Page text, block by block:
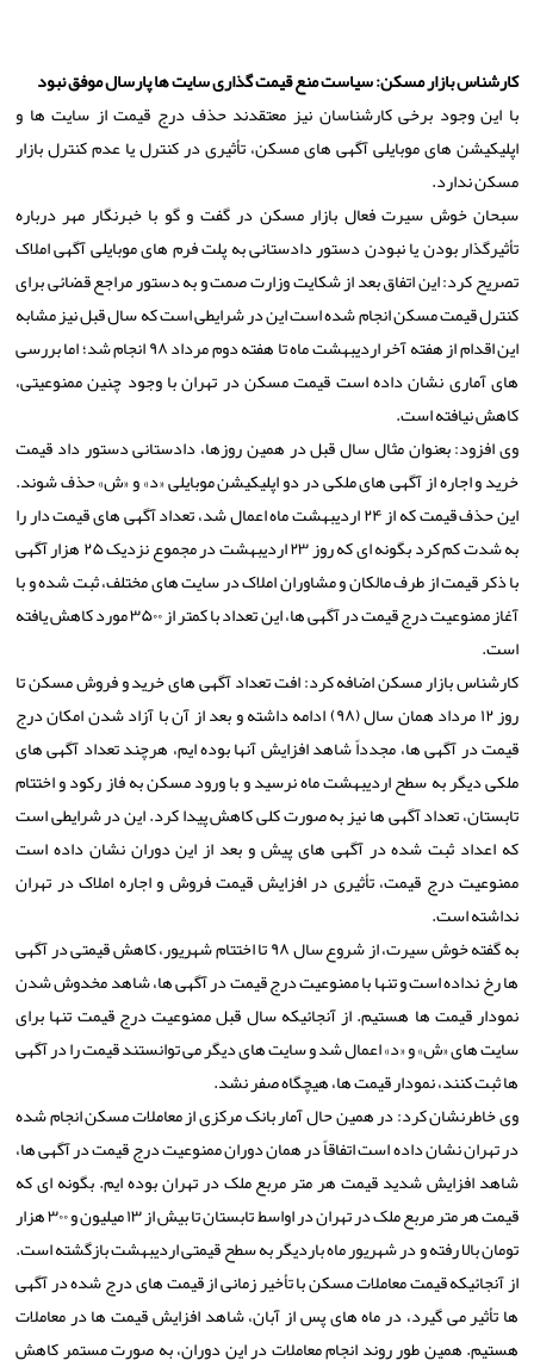
کارشناس بازار مسکن: سیاست منع قیمت گذاری سایت ها پارسال موفق نبود
با این وجود برخی کارشناسان نیز معتقدند حذف درج قیمت از سایت ها و
اپلیکیشن های موبایلی آگهی های مسکن، تأثیری در کنترل یا عدم کنترل بازار
مسکن ندارد.
سبحان خوش سیرت فعال بازار مسکن در گفت و گو با خبرنگار مهر درباره
تأثیرگذار بودن یا نبودن دستور دادستانی به پلت فرم های موبایلی آگهی املاک
تصریح کرد: این اتفاق بعد از شکایت وزارت صمت و به دستور مراجع قضائی برای
کنترل قیمت مسکن انجام شده است این در شرایطی است که سال قبل نیز مشابه
این اقدام از هفته آخر اردیبهشت ماه تا هفته دوم مرداد ۹۸ انجام شد؛ اما بررسی
های آماری نشان داده است قیمت مسکن در تهران با وجود چنین ممنوعیتی،
کاهش نیافته است.
وی افزود: بعنوان مثال سال قبل در همین روزها، دادستانی دستور داد قیمت
خرید و اجاره از آگهی های ملکی در دو اپلیکیشن موبایلی «د» و «ش» حذف شوند.
این حذف قیمت که از ۲۴ اردیبهشت ماه اعمال شد، تعداد آگهی های قیمت دار را
به شدت کم کرد بگونه ای که روز ۲۳ اردیبهشت در مجموع نزدیک ۲۵ هزار آگهی
با ذکر قیمت از طرف مالکان و مشاوران املاک در سایت های مختلف، ثبت شده و با
آغاز ممنوعیت درج قیمت در آگهی ها، این تعداد با کمتر از ۳۵۰۰ مورد کاهش یافته
است.
کارشناس بازار مسکن اضافه کرد: افت تعداد آگهی های خرید و فروش مسکن تا
روز ۱۲ مرداد همان سال (۹۸) ادامه داشته و بعد از آن با آزاد شدن امکان درج
قیمت در آگهی ها، مجدداً شاهد افزایش آنها بوده ایم، هرچند تعداد آگهی های
ملکی دیگر به سطح اردیبهشت ماه نرسید و با ورود مسکن به فاز رکود و اختتام
تابستان، تعداد آگهی ها نیز به صورت کلی کاهش پیدا کرد. این در شرایطی است
که اعداد ثبت شده در آگهی های پیش و بعد از این دوران نشان داده است
ممنوعیت درج قیمت، تأثیری در افزایش قیمت فروش و اجاره املاک در تهران
نداشته است.
به گفته خوش سیرت، از شروع سال ۹۸ تا اختتام شهریور، کاهش قیمتی در آگهی
ها رخ نداده است و تنها با ممنوعیت درج قیمت در آگهی ها، شاهد مخدوش شدن
نمودار قیمت ها هستیم. از آنجائیکه سال قبل ممنوعیت درج قیمت تنها برای
سایت های «ش» و «د» اعمال شد و سایت های دیگر می توانستند قیمت را در آگهی
ها ثبت کنند، نمودار قیمت ها، هیچگاه صفر نشد.
وی خاطرنشان کرد: در همین حال آمار بانک مرکزی از معاملات مسکن انجام شده
در تهران نشان داده است اتفاقاً در همان دوران ممنوعیت درج قیمت در آگهی ها،
شاهد افزایش شدید قیمت هر متر مربع ملک در تهران بوده ایم. بگونه ای که
قیمت هر متر مربع ملک در تهران در اواسط تابستان تا بیش از ۱۳ میلیون و ۳۰۰ هزار
تومان بالا رفته و در شهریور ماه باردیگر به سطح قیمتی اردیبهشت بازگشته است.
از آنجائیکه قیمت معاملات مسکن با تأخیر زمانی از قیمت های درج شده در آگهی
ها تأثیر می گیرد، در ماه های پس از آبان، شاهد افزایش قیمت ها در معاملات
هستیم. همین طور روند انجام معاملات در این دوران، به صورت مستمر کاهش